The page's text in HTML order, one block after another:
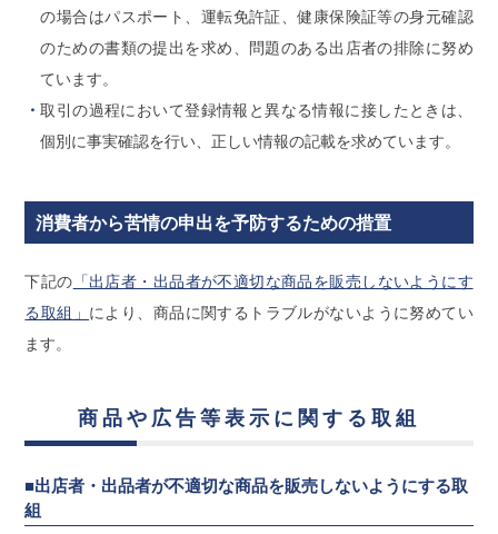
の場合はパスポート、運転免許証、健康保険証等の身元確認
のための書類の提出を求め、問題のある出店者の排除に努め
ています。
取引の過程において登録情報と異なる情報に接したときは、
個別に事実確認を行い、正しい情報の記載を求めています。
消費者から苦情の申出を予防するための措置
下記の 「出店者・出品者が不適切な商品を販売しないようにす
る取組」 により、商品に関するトラブルがないように努めてい
ます。
商品や広告等表示に関する取組
■出店者・出品者が不適切な商品を販売しないようにする取
組